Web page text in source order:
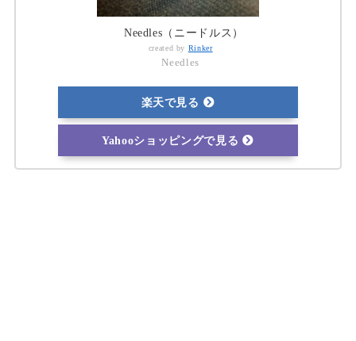
Needles（ニードルス）
created by Rinker
Needles
楽天で見る
Yahooショッピングで見る